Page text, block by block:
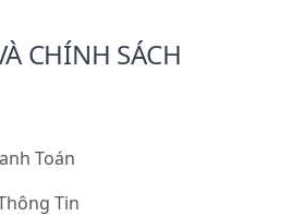
CHÍNH SÁCH
Toán
Tin